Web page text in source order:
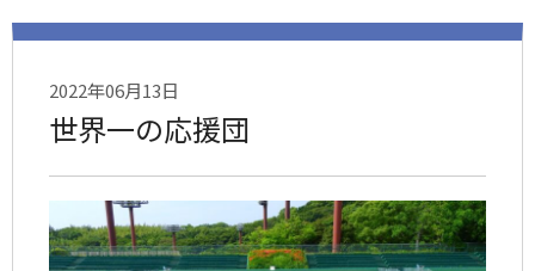
2022年06月13日
世界一の応援団